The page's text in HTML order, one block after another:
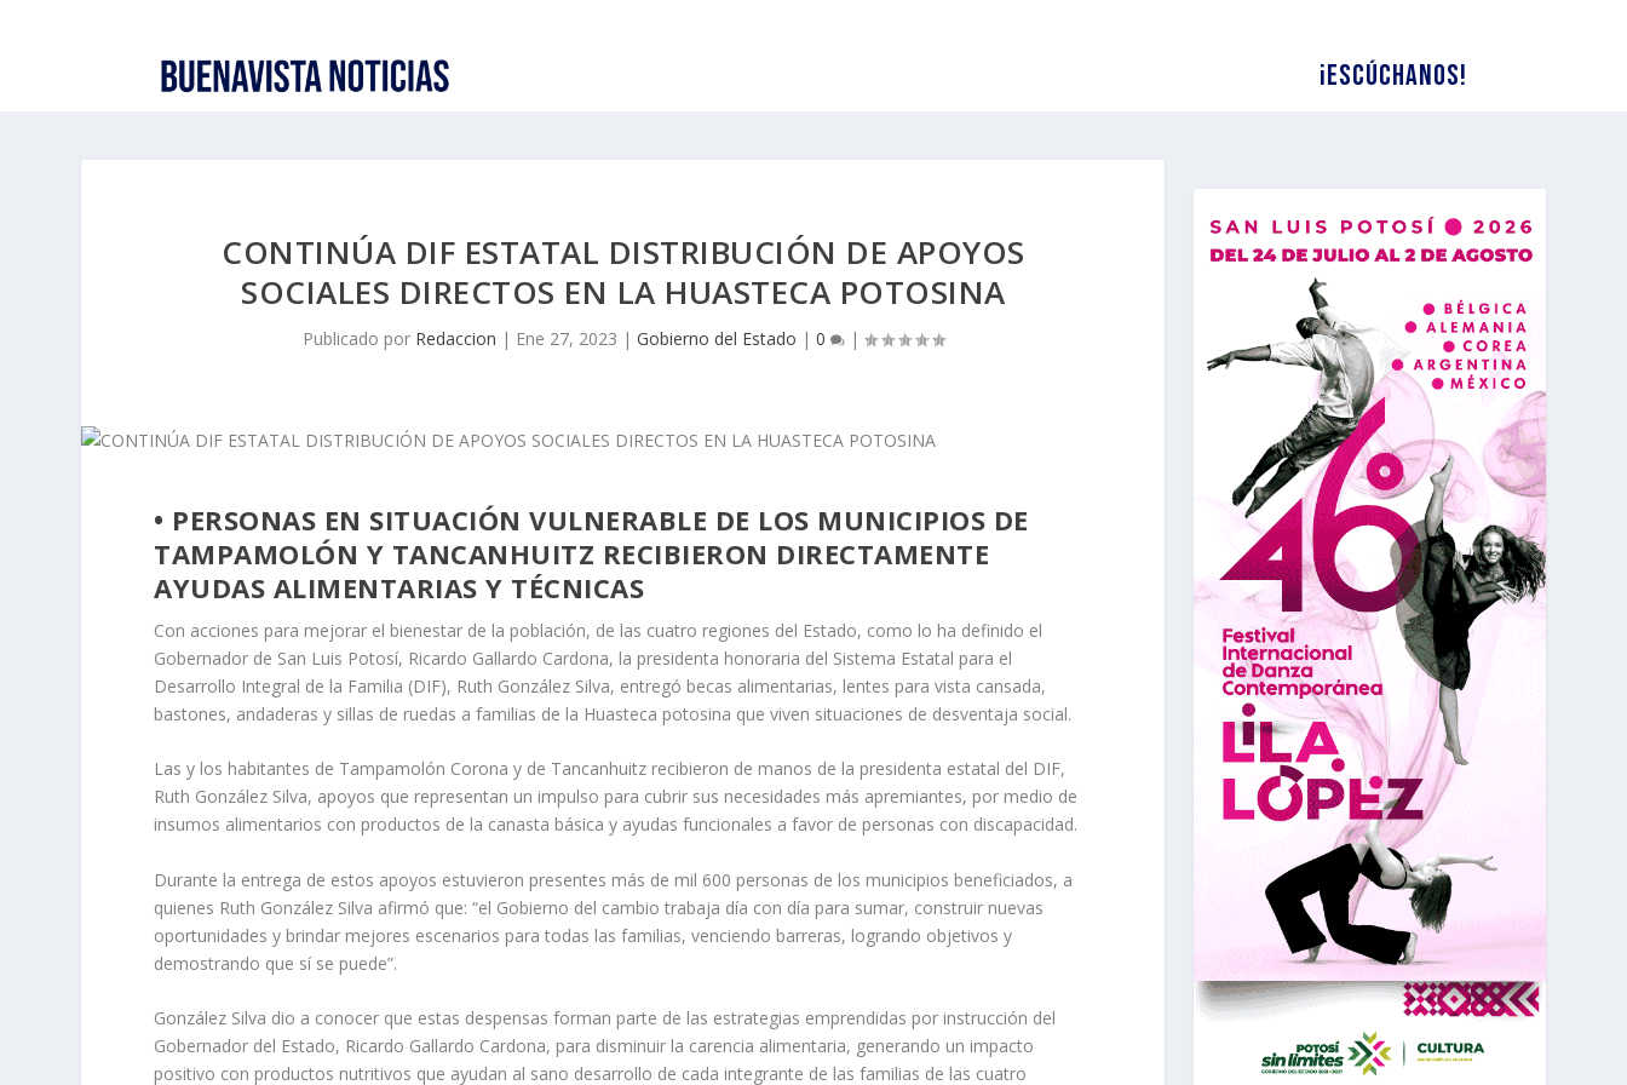
¡Escúchanos!
CONTINÚA DIF ESTATAL DISTRIBUCIÓN DE APOYOS
SOCIALES DIRECTOS EN LA HUASTECA POTOSINA
Publicado por Redaccion | Ene 27, 2023 | Gobierno del Estado | 0 |
• PERSONAS EN SITUACIÓN VULNERABLE DE LOS MUNICIPIOS DE
TAMPAMOLÓN Y TANCANHUITZ RECIBIERON DIRECTAMENTE
AYUDAS ALIMENTARIAS Y TÉCNICAS
Con acciones para mejorar el bienestar de la población, de las cuatro regiones del Estado, como lo ha definido el
Gobernador de San Luis Potosí, Ricardo Gallardo Cardona, la presidenta honoraria del Sistema Estatal para el
Desarrollo Integral de la Familia (DIF), Ruth González Silva, entregó becas alimentarias, lentes para vista cansada,
bastones, andaderas y sillas de ruedas a familias de la Huasteca potosina que viven situaciones de desventaja social.
Las y los habitantes de Tampamolón Corona y de Tancanhuitz recibieron de manos de la presidenta estatal del DIF,
Ruth González Silva, apoyos que representan un impulso para cubrir sus necesidades más apremiantes, por medio de
insumos alimentarios con productos de la canasta básica y ayudas funcionales a favor de personas con discapacidad.
Durante la entrega de estos apoyos estuvieron presentes más de mil 600 personas de los municipios beneficiados, a
quienes Ruth González Silva afirmó que: “el Gobierno del cambio trabaja día con día para sumar, construir nuevas
oportunidades y brindar mejores escenarios para todas las familias, venciendo barreras, logrando objetivos y
demostrando que sí se puede”.
González Silva dio a conocer que estas despensas forman parte de las estrategias emprendidas por instrucción del
Gobernador del Estado, Ricardo Gallardo Cardona, para disminuir la carencia alimentaria, generando un impacto
positivo con productos nutritivos que ayudan al sano desarrollo de cada integrante de las familias de las cuatro